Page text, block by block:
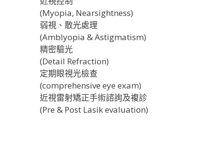
(Myopia, Nearsightness)
弱視、散光處理
(Amblyopia & Astigmatism)
精密驗光
(Detail Refraction)
定期眼視光檢查
(comprehensive eye exam)
近視雷射矯正手術諮詢及複診
(Pre & Post Lasik evaluation)